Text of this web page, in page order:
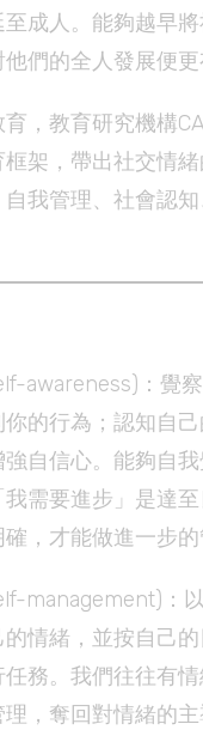
成人。能夠越早
們的全人發展便更
，教育研究機構
架，帶出社交情
我管理、社會認
awareness)：覺
的行為；認知自
自信心。能夠自
需要進步」是達
，才能做進一步的
management)：
情緒，並按自己
務。我們往往有
，奪回對情緒的